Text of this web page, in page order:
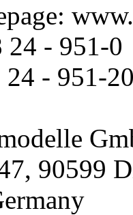
24 - 951-0
- 951-
90599